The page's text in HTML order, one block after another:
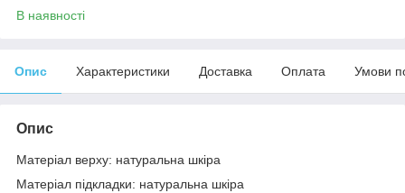
В наявності
Опис Характеристики Доставка Оплата Умови
Опис
Матеріал верху: натуральна шкіра
Матеріал підкладки: натуральна шкіра